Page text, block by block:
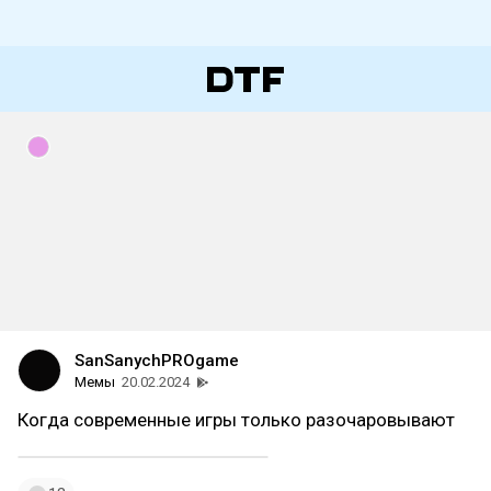
SanSanychPROgame
Мемы 20.02.2024
Когда современные игры только разочаровывают